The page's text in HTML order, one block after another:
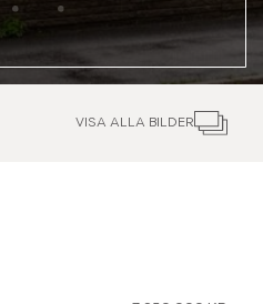
VISA ALLA BILDER